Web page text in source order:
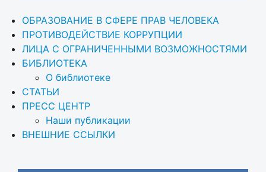
ОБРАЗОВАНИЕ В СФЕРЕ ПРАВ ЧЕЛОВЕКА
ПРОТИВОДЕЙСТВИЕ КОРРУПЦИИ
ЛИЦА С ОГРАНИЧЕННЫМИ ВОЗМОЖНОСТЯМИ
БИБЛИОТЕКА
О библиотеке
СТАТЬИ
ПРЕСС ЦЕНТР
Наши публикации
ВНЕШНИЕ ССЫЛКИ